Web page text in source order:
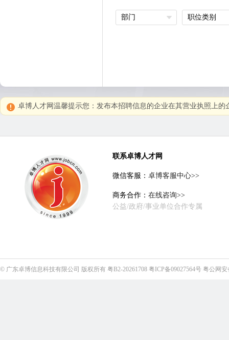
部门 职位类别
卓博人才网温馨提示您：发布本招聘信息的企业在其营业执照上的
联系卓博人才网
微信客服： 卓博客服中心>>
商务合作： 在线咨询>>
公益/政府/事业单位合作专属
© 广东卓博信息科技有限公司 版权所有 粤B2-20261708 粤ICP备09027564号 粤公网安